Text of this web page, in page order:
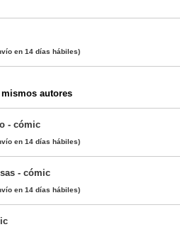
en 14 días hábiles)
autores
- cómic
en 14 días hábiles)
- cómic
en 14 días hábiles)